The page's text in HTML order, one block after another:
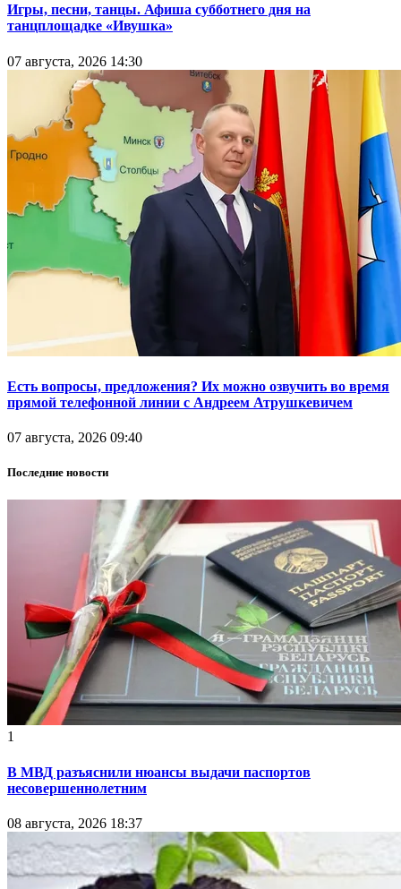
Игры, песни, танцы. Афиша субботнего дня на
танцплощадке «Ивушка»
07 августа, 2026 14:30
Есть вопросы, предложения? Их можно озвучить во время
прямой телефонной линии с Андреем Атрушкевичем
07 августа, 2026 09:40
Последние новости
1
В МВД разъяснили нюансы выдачи паспортов
несовершеннолетним
08 августа, 2026 18:37